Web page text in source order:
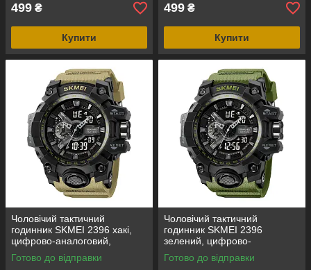
499 ₴
Купити
499 ₴
Купити
Чоловічий тактичний
годинник SKMEI 2396 хакі,
цифрово-аналоговий,
водозахист 5 ATM
Готово до відправки
Чоловічий тактичний
годинник SKMEI 2396
зелений, цифрово-
аналоговий, водозахист 5
ATM
Готово до відправки